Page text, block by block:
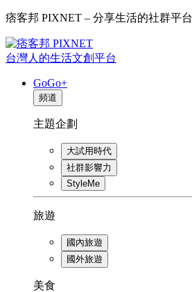
痞客邦 PIXNET – 分享生活的社群平台
台灣人的生活文創平台
GoGo+
頻道
主題企劃
大試用時代
社群影響力
StyleMe
旅遊
國內旅遊
國外旅遊
美食